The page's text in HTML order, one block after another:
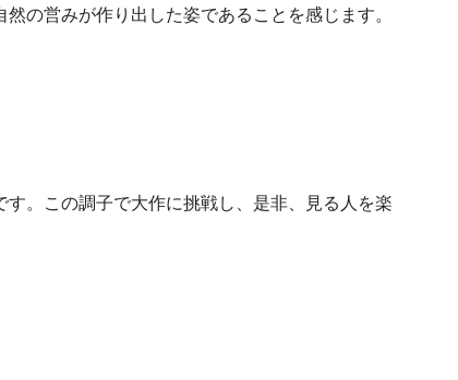
の営みが作り出した姿であることを感じます。
。この調子で大作に挑戦し、是非、見る人を楽